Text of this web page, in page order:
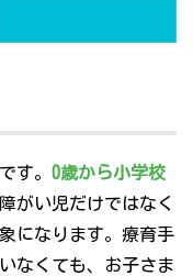
す。 0歳から小学校
がい児だけではなく
になります。療育手
なくても、お子さま